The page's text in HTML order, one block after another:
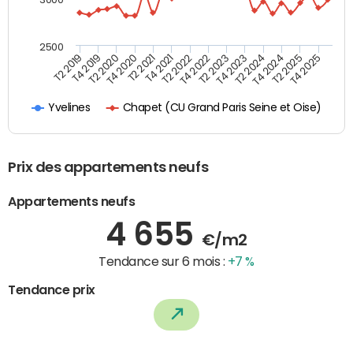
Yvelines Chapet (CU Grand Paris Seine et Oise)
T2 2019T4 2019T2 2020T4 2020T2 2021T4 2021T2 2022T4 2022T2 2023T4 2023T2 2024T4 2024T2 2025T4 2025
2500
Prix des appartements neufs
Appartements neufs
4 655 €/m2
Tendance sur 6 mois : +7 %
Tendance prix